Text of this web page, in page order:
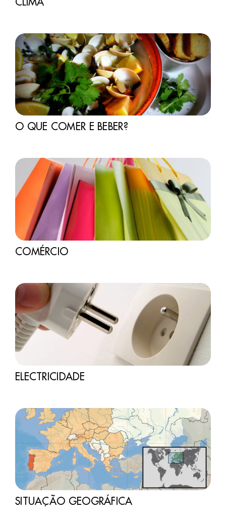
O QUE COMER E BEBER?
COMÉRCIO
ELECTRICIDADE
SITUAÇÃO GEOGRÁFICA